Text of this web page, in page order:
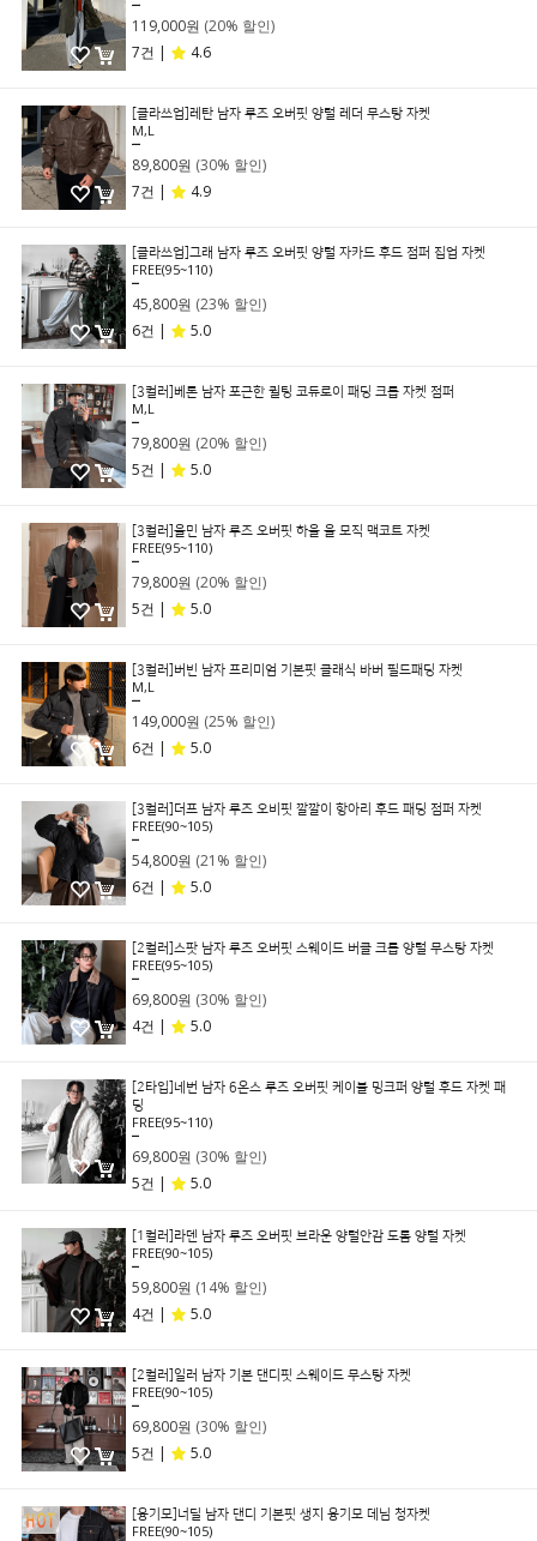
119,000원 (20% 할인)
7건 |
4.6
[클라쓰업]레탄 남자 루즈 오버핏 양털 레더 무스탕 자켓
M,L
89,800원 (30% 할인)
7건 |
4.9
[클라쓰업]그래 남자 루즈 오버핏 양털 자카드 후드 점퍼 집업 자켓
FREE(95~110)
45,800원 (23% 할인)
6건 |
5.0
[3컬러]베론 남자 포근한 퀼팅 코듀로이 패딩 크롭 자켓 점퍼
M,L
79,800원 (20% 할인)
5건 |
5.0
[3컬러]울민 남자 루즈 오버핏 하울 울 모직 맥코트 자켓
FREE(95~110)
79,800원 (20% 할인)
5건 |
5.0
[3컬러]버빈 남자 프리미엄 기본핏 클래식 바버 필드패딩 자켓
M,L
149,000원 (25% 할인)
6건 |
5.0
[3컬러]더프 남자 루즈 오비핏 깔깔이 항아리 후드 패딩 점퍼 자켓
FREE(90~105)
54,800원 (21% 할인)
6건 |
5.0
[2컬러]스팟 남자 루즈 오버핏 스웨이드 버클 크롭 양털 무스탕 자켓
FREE(95~105)
69,800원 (30% 할인)
4건 |
5.0
[2타입]네번 남자 6온스 루즈 오버핏 케이블 밍크퍼 양털 후드 자켓 패
딩
FREE(95~110)
69,800원 (30% 할인)
5건 |
5.0
[1컬러]라덴 남자 루즈 오버핏 브라운 양털안감 도톰 양털 자켓
FREE(90~105)
59,800원 (14% 할인)
4건 |
5.0
[2컬러]일러 남자 기본 댄디핏 스웨이드 무스탕 자켓
FREE(90~105)
69,800원 (30% 할인)
5건 |
5.0
[융기모]너딜 남자 댄디 기본핏 생지 융기모 데님 청자켓
FREE(90~105)